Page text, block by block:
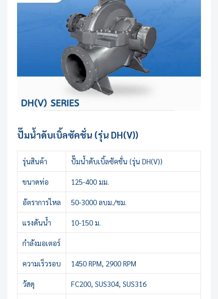
ปั๊มน้ำดับเบิ้ลซัคชั่น (รุ่น DH(V))
รุ่นสินค้า ปั๊มน้ำดับเบิ้ลซัคชั่น (รุ่น DH(V))
ขนาดท่อ 125-400 มม.
อัตราการไหล 50-3000 ลบม./ชม.
แรงดันน้ำ 10-150 ม.
กำลังมอเตอร์
ความเร็วรอบ 1450 RPM, 2900 RPM
วัสดุ FC200, SUS304, SUS316